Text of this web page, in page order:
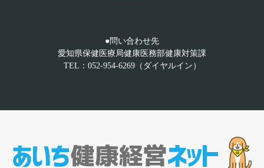
●問い合わせ先
愛知県保健医療局健康医務部健康対策課
TEL：052-954-6269（ダイヤルイン）